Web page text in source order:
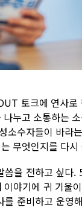
토크에 연사
누고 소통하는
소수자들이 바
무엇인지를 다
을 전하고 싶
야기에 귀 기울
준비하고 운